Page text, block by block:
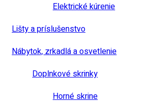
Elektrické kúrenie
Lišty a príslušenstvo
Nábytok, zrkadlá a osvetlenie
Doplnkové skrinky
Horné skrine